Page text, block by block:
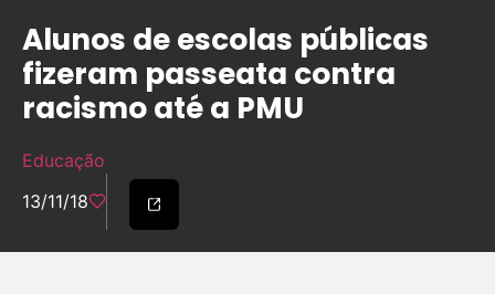
Alunos de escolas públicas
fizeram passeata contra
racismo até a PMU
Educação
13/11/18